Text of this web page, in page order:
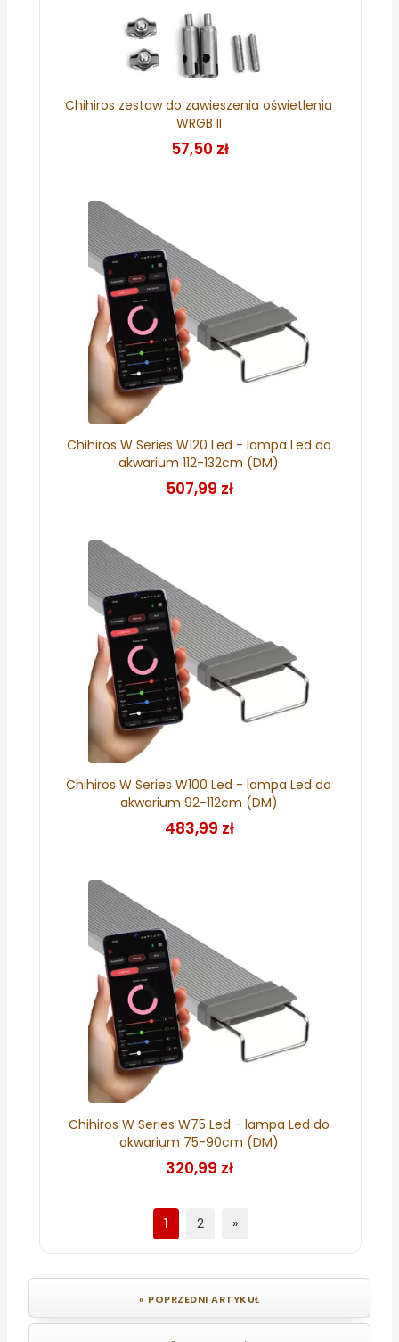
Chihiros zestaw do zawieszenia oświetlenia
WRGB II
57,50 zł
Chihiros W Series W120 Led - lampa Led do
akwarium 112-132cm (DM)
507,99 zł
Chihiros W Series W100 Led - lampa Led do
akwarium 92-112cm (DM)
483,99 zł
Chihiros W Series W75 Led - lampa Led do
akwarium 75-90cm (DM)
320,99 zł
1 2 »
« POPRZEDNI ARTYKUŁ